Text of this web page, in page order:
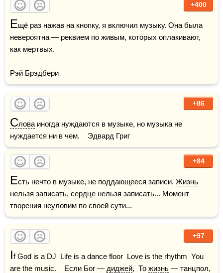
+400
Ещё раз нажав на кнопку, я включил музыку. Она была
невероятна — реквием по живым, которых оплакивают,
как мертвых.
Рэй Брэдбери
+86
Слова иногда нуждаются в музыке, но музыка не
нуждается ни в чем.    Эдвард Григ
+84
Есть нечто в музыке, не поддающееся записи. Жизнь
нельзя записать, сердце нельзя записать... Момент
творения неуловим по своей сути...
+97
If God is a DJ  Life is a dance floor  Love is the rhythm  You
are the music.    Если Бог — диджей,  То жизнь